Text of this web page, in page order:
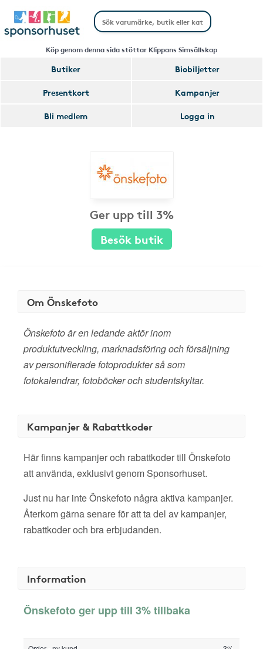
Köp genom denna sida stöttar Klippans Simsällskap
Butiker
Biobiljetter
Presentkort
Kampanjer
Bli medlem
Logga in
Ger upp till 3%
Besök butik
Om Önskefoto
Önskefoto är en ledande aktör inom
produktutveckling, marknadsföring och försäljning
av personifierade fotoprodukter så som
fotokalendrar, fotoböcker och studentskyltar.
Kampanjer & Rabattkoder
Här finns kampanjer och rabattkoder till Önskefoto
att använda, exklusivt genom Sponsorhuset.
Just nu har inte Önskefoto några aktiva kampanjer.
Återkom gärna senare för att ta del av kampanjer,
rabattkoder och bra erbjudanden.
Information
Önskefoto ger upp till 3% tillbaka